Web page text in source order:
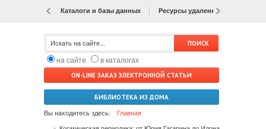
Каталоги и базы данных Ресурсы удаленного доступа
на сайте
в каталогах
ON-LINE ЗАКАЗ ЭЛЕКТРОННОЙ СТАТЬИ
БИБЛИОТЕКА ИЗ ДОМА
Вы находитесь здесь: Главная